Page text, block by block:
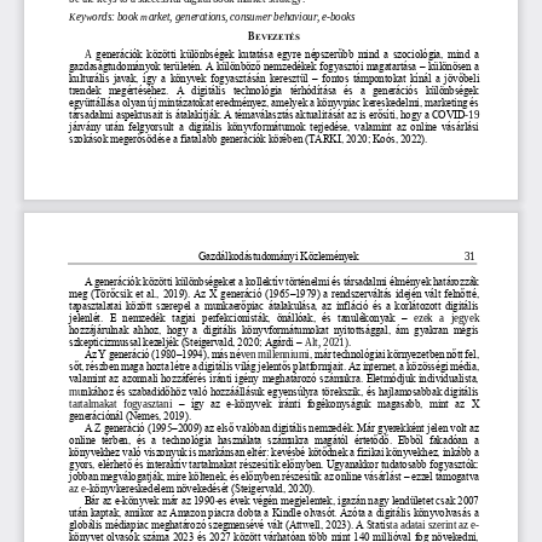
Keywords: book market, generations, consumer behaviour, e-books
BEVEZETÉS
A generációk  közötti  különbségek  kutatása  egyre  népszerűbb  mind  a  szociológia,  mind  a
gazdaságtudományok területén. A különböző nemzedékek fogyasztói magatartása – különösen a
kulturális  javak,  így  a  könyvek  fogyasztásán  keresztül – fontos  támpontokat  kínál a  jövőbeli
trendek  megértéséhez.  A  digitális  technológia  térhódítása  és  a  generációs  különbségek
együttállása olyan új mintázatokat eredményez, amelyek a könyvpiac kereskedelmi, marketing és
társadalmi aspektusait is átalakítják. A témaválasztás aktualitását az is erősíti, hogy a COVID-19
járvány  után  felgyorsult  a  digitális  könyvformátumok  terjedése,  valamint  az  online  vásárlási
szokások megerősödése a fiatalabb generációk körében (TÁRKI, 2020; Koós, 2022).
Gazdálkodástudományi Közlemények 31
A generációk közötti különbségeket a kollektív történelmi és társadalmi élmények határozzák
meg (Törőcsik et al., 2019). Az X generáció (1965–1979) a rendszerváltás idején vált felnőtté,
tapasztalatai  között szerepel  a  munkaerőpiac  átalakulása,  az  infláció  és a  korlátozott digitális
jelenlét.  E  nemzedék tagjai  perfekcionisták,  önállóak,  és  tanulékonyak – ezek   a   jegyek
hozzájárulnak  ahhoz,  hogy  a  digitális  könyvformátumokat  nyitottsággal,  ám  gyakran  mégis
szkepticizmussal kezeljék (Steigervald, 2020; Agárdi – Alt, 2021).
Az Y generáció (1980–1994), más néven millenniumi , már technológiai környezetben nőtt fel,
sőt, részben maga hozta létre a digitális világ jelentős platformjait. Az internet, a közösségi média,
valamint az azonnali hozzáférés iránti igény meghatározó számukra. Életmódjuk individualista,
munkához és szabadidőhöz való hozzáállásuk egyensúlyra törekszik, és hajlamosabbak digitális
tartalmakat   fogyasztani – így  az  e-könyvek  iránti  fogékonyságuk  magasabb,  mint  az  X
generációnál (Nemes, 2019).
A Z generáció (1995–2009) az első valóban digitális nemzedék. Már gyerekként jelen volt az
online  térben,  és  a  technológia  használata  számukra  magától  értetődő.  Ebből  fakadóan  a
könyvekhez való viszonyuk is markánsan eltér: kevésbé kötődnek a fizikai könyvekhez, inkább a
gyors, elérhető és interaktív tartalmakat részesítik előnyben. Ugyanakkor tudatosabb fogyasztók:
jobban megválogatják, mire költenek, és előnyben részesítik az online vásárlást –ezzel támogatva
az e-könyvkereskedelem növekedését (Steigervald, 2020).
Bár az e-könyvek már az 1990-es évek végén megjelentek, igazán nagy lendületet csak 2007
után kaptak, amikor az Amazon piacra dobta a Kindle olvasót. Azóta a digitális könyvolvasás a
globális médiapiac meghatározó szegmensévé vált (Attwell, 2023). A Statista adatai szerint az e-
könyvet olvasók száma 2023 és 2027 között várhatóan több mint 140 millióval fog növekedni,